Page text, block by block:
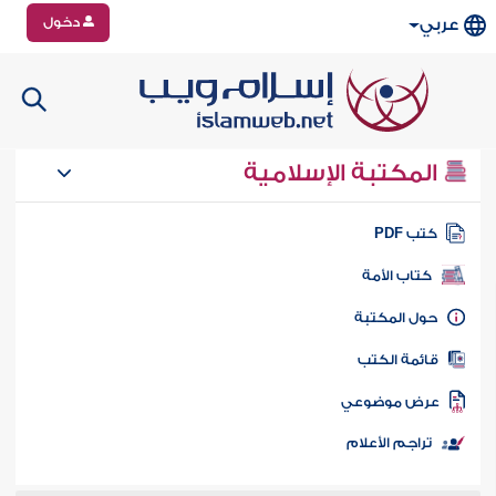
عربي دخول
المكتبة الإسلامية
كتب PDF
كتاب الأمة
المكتبة
الكتب
موضوعي